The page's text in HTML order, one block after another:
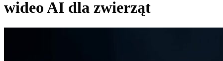
wideo AI dla zwierząt